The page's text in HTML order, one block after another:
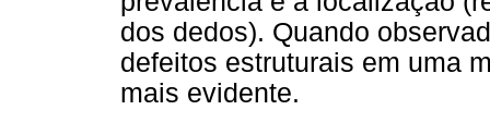
dos dedos). Quando
defeitos estruturais em uma
mais evidente.